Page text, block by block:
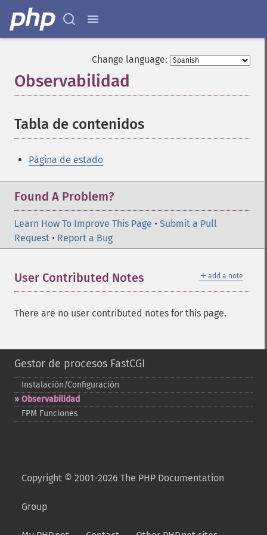
Change language:
Observabilidad
Tabla de contenidos
Página de estado
Found A Problem?
Learn How To Improve This Page • Submit a Pull
Request • Report a Bug
＋ add a note
User Contributed Notes
There are no user contributed notes for this page.
Gestor de procesos FastCGI
Instalación/Configuración
Observabilidad
FPM Funciones
Copyright © 2001-2026 The PHP Documentation
Group